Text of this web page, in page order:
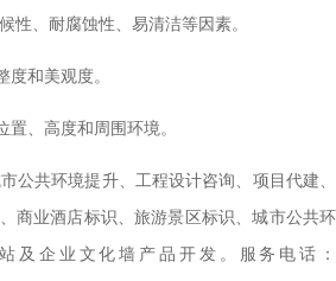
性、耐腐蚀性、易清洁等因素。
和美观度。
、高度和周围环境。
公共环境提升、 工程设计咨询、项目代建、
商业酒店标识、旅游景区标识、城市公共环
及企业文化墙 产品开发。服务电话：